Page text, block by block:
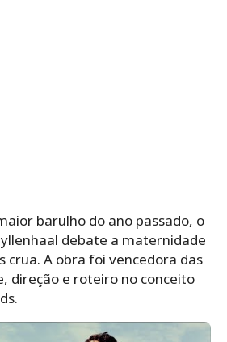
barulho do ano passado, o
debate a maternidade
crua. A obra foi vencedora das
direção e roteiro no conceito